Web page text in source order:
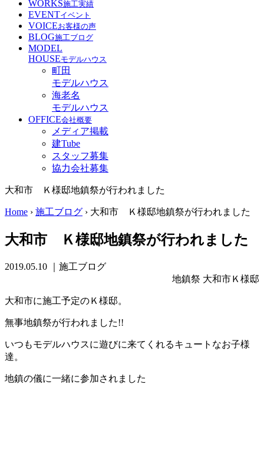
WORKS施工実績
EVENTイベント
VOICEお客様の声
BLOG施工ブログ
MODEL
HOUSEモデルハウス
町田
モデルハウス
海老名
モデルハウス
OFFICE会社概要
メディア掲載
建Tube
スタッフ募集
協力会社募集
大和市 Ｋ様邸地鎮祭が行われました
Home › 施工ブログ › 大和市 Ｋ様邸地鎮祭が行われました
大和市 Ｋ様邸地鎮祭が行われました
2019.05.10
｜施工ブログ
地鎮祭 大和市Ｋ様邸
大和市に施工予定のＫ様邸。
無事地鎮祭が行われました!!
いつもモデルハウスに遊びに来てくれるキュートなお子様
達。
地鎮の儀に一緒に参加されました